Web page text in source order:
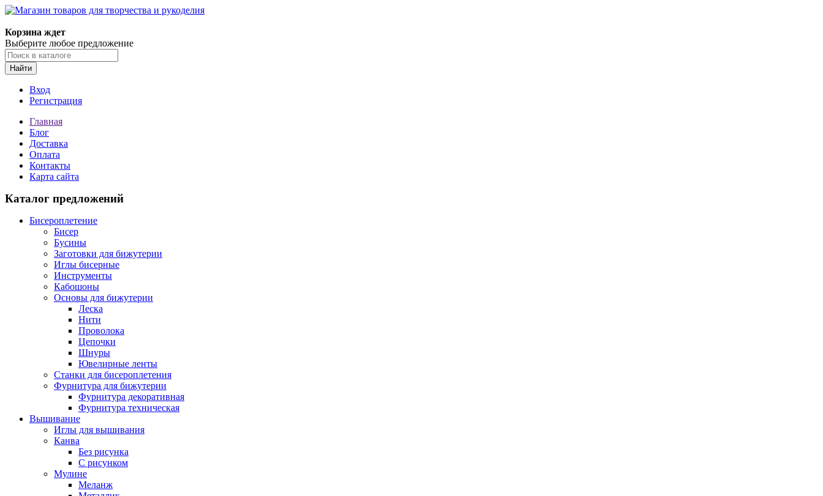
Корзина ждет
Выберите любое предложение
Найти
Вход
Регистрация
Главная
Блог
Доставка
Оплата
Контакты
Карта сайта
Каталог предложений
Бисероплетение
Бисер
Бусины
Заготовки для бижутерии
Иглы бисерные
Инструменты
Кабошоны
Основы для бижутерии
Леска
Нити
Проволока
Цепочки
Шнуры
Ювелирные ленты
Станки для бисероплетения
Фурнитура для бижутерии
Фурнитура декоративная
Фурнитура техническая
Вышивание
Иглы для вышивания
Канва
Без рисунка
С рисунком
Мулине
Меланж